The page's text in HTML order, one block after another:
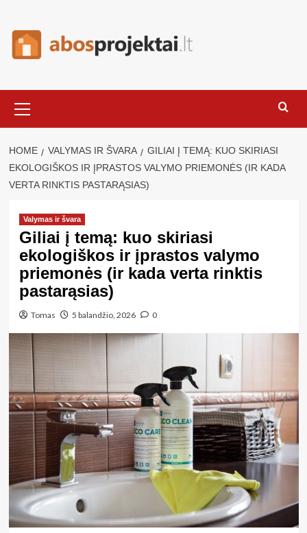
content
Menu
HOME VALYMAS IR ŠVARA
GILIAI Į TEMĄ: KUO SKIRIASI
EKOLOGIŠKOS IR ĮPRASTOS VALYMO PRIEMONĖS (IR KADA
VERTA RINKTIS PASTARĄSIAS)
Valymas ir švara
Giliai į temą: kuo skiriasi
ekologiškos ir įprastos valymo
priemonės (ir kada verta rinktis
pastarąsias)
Tomas 5 balandžio, 2026 0